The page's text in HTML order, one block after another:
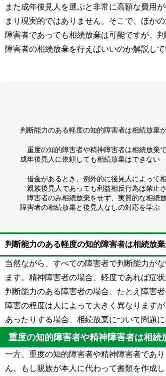
また成年後見人を選ぶと非常に高額な費用
まり現実的ではありません。そこで、ほか
障害者であっても相続放棄は可能ですが、
障害者の相続放棄を行えばいいのか解説して
判断能力のある軽度の知的障害者は相続放棄
重度の知的障害者や精神障害者は相続放棄
成年後見人に依頼しても相続放棄はできない
借金があるとき、例外的に後見人によって
親族後見人であっても利益相反行為は禁止
障害者のみ相続放棄をせず、実質的な相続
障害者の相続放棄と後見人なしの対応を学ぶ
判断能力のある軽度の知的障害者は相続放
当然ながら、すべての障害者で判断能力が
ます。精神障害者の場合、軽度であれば症
判断能力のある障害者の場合、たとえ障害
障害の程度は人によって大きく異なります
あったりする場合、相続放棄について問題に
重度の知的障害者や精神障害者は相続
一方、重度の知的障害者や精神障害者であ
ん。もし親族が本人に代わって書類を作成